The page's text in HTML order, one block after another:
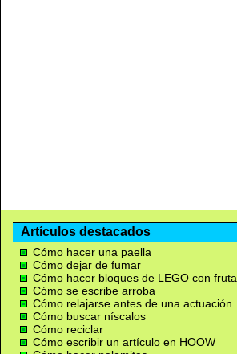
Artículos destacados
Cómo hacer una paella
Cómo dejar de fumar
Cómo hacer bloques de LEGO con fruta
Cómo se escribe arroba
Cómo relajarse antes de una actuación
Cómo buscar níscalos
Cómo reciclar
Cómo escribir un artículo en HOOW